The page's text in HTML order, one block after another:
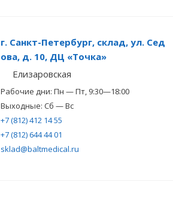
г. Санкт-Петербург, склад, ул. Сед
ова, д. 10, ДЦ «Точка»
Елизаровская
Рабочие дни: Пн — Пт, 9:30—18:00
Выходные: Сб — Вс
+7 (812) 412 14 55
+7 (812) 644 44 01
sklad@baltmedical.ru